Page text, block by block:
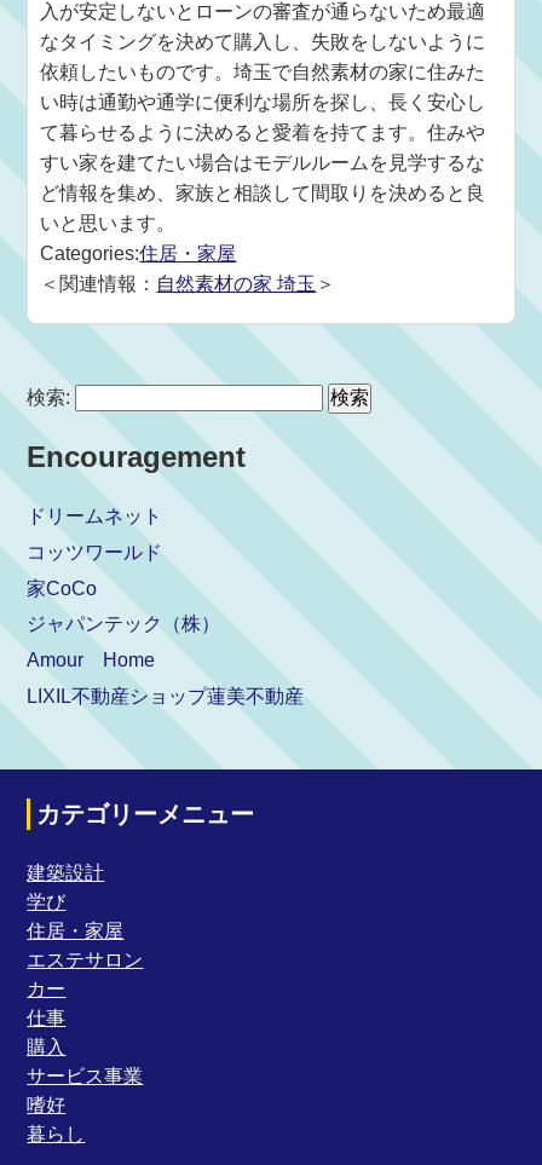
入が安定しないとローンの審査が通らないため最適
なタイミングを決めて購入し、失敗をしないように
依頼したいものです。埼玉で自然素材の家に住みた
い時は通勤や通学に便利な場所を探し、長く安心し
て暮らせるように決めると愛着を持てます。住みや
すい家を建てたい場合はモデルルームを見学するな
ど情報を集め、家族と相談して間取りを決めると良
いと思います。
Categories:住居・家屋
＜関連情報： 自然素材の家 埼玉 ＞
検索:
Encouragement
ドリームネット
コッツワールド
家CoCo
ジャパンテック（株）
Amour Home
LIXIL不動産ショップ蓮美不動産
カテゴリーメニュー
建築設計
学び
住居・家屋
エステサロン
カー
仕事
購入
サービス事業
嗜好
暮らし